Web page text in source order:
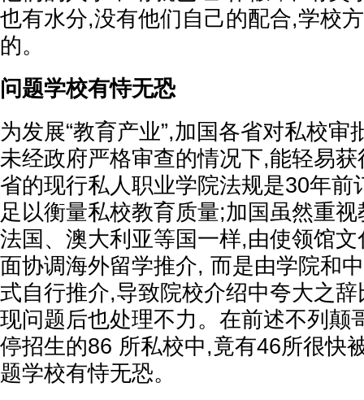
也有水分,没有他们自己的配合,学校
的。
问题学校有恃无恐
为发展“教育产业”,加国各省对私校审
未经政府严格审查的情况下,能轻易
省的现行私人职业学院法规是30年前
足以衡量私校教育质量;加国虽然重
法国、澳大利亚等国一样,由使领馆
面协调海外留学推介, 而是由学院和
式自行推介,导致院校介绍中夸大之
现问题后也处理不力。在前述不列颠
停招生的86 所私校中,竟有46所很快
题学校有恃无恐。